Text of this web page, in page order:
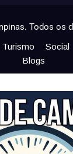
Todos os
Turismo Social
Blogs